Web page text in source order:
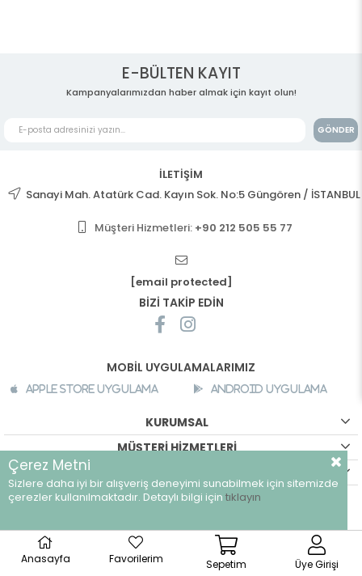
E-BÜLTEN KAYIT
Kampanyalarımızdan haber almak için kayıt olun!
GÖNDER
İLETİŞİM
Sanayi Mah. Atatürk Cad. Kayın Sok. No:5 Güngören / İSTANBUL
Müşteri Hizmetleri: +90 212 505 55 77
[email protected]
BİZİ TAKİP EDİN
MOBİL UYGULAMALARIMIZ
Apple Store Uygulama Android Uygulama
KURUMSAL
MÜŞTERİ HİZMETLERİ
©breeze.com.tr - Tüm hakları saklıdır.
Anasayfa Favorilerim Sepetim Üye Girişi
Çerez Metni
Sizlere daha iyi bir alışveriş deneyimi sunabilmek için sitemizde
çerezler kullanılmaktadır. Detaylı bilgi için tıklayın